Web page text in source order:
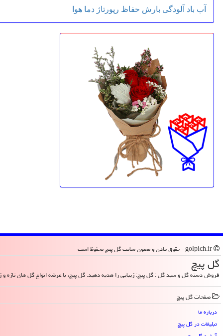
آب باد آلودگی بارش حفاظ رپورتاژ دما هوا
گل پیچ
فروش دسته گل و سبد گل : گل پیچ: زیبایی را هدیه دهید. گل پیچ، با عرضه انواع گل های تازه و
صفحات گل پیچ
درباره ما
تبلیغات در گل پیچ